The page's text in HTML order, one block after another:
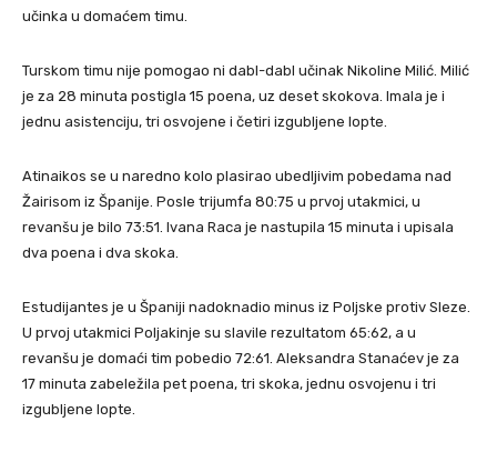
učinka u domaćem timu.
Turskom timu nije pomogao ni dabl-dabl učinak Nikoline Milić. Milić
je za 28 minuta postigla 15 poena, uz deset skokova. Imala je i
jednu asistenciju, tri osvojene i četiri izgubljene lopte.
Atinaikos se u naredno kolo plasirao ubedljivim pobedama nad
Žairisom iz Španije. Posle trijumfa 80:75 u prvoj utakmici, u
revanšu je bilo 73:51. Ivana Raca je nastupila 15 minuta i upisala
dva poena i dva skoka.
Estudijantes je u Španiji nadoknadio minus iz Poljske protiv Sleze.
U prvoj utakmici Poljakinje su slavile rezultatom 65:62, a u
revanšu je domaći tim pobedio 72:61. Aleksandra Stanaćev je za
17 minuta zabeležila pet poena, tri skoka, jednu osvojenu i tri
izgubljene lopte.